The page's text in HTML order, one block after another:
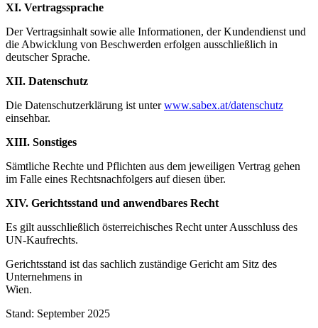
XI. Vertragssprache
Der Vertragsinhalt sowie alle Informationen, der Kundendienst und
die Abwicklung von Beschwerden erfolgen ausschließlich in
deutscher Sprache.
XII. Datenschutz
Die Datenschutzerklärung ist unterwww.sabex.at/datenschutz
einsehbar.
XIII. Sonstiges
Sämtliche Rechte und Pflichten aus dem jeweiligen Vertrag gehen
im Falle eines Rechtsnachfolgers auf diesen über.
XIV. Gerichtsstand und anwendbares Recht
Es gilt ausschließlich österreichisches Recht unter Ausschluss des
UN-Kaufrechts.
Gerichtsstand ist das sachlich zuständige Gericht am Sitz des
Unternehmens in
Wien.
Stand: September 2025